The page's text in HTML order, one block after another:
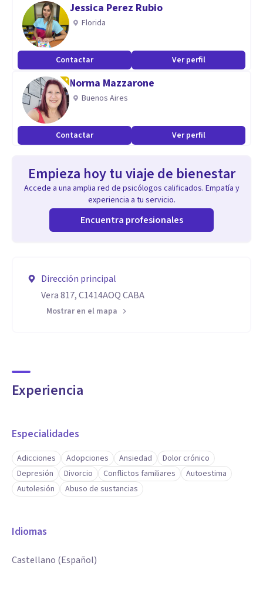
Jessica Perez Rubio
Florida
Contactar Ver perfil
Norma Mazzarone
Buenos Aires
Contactar Ver perfil
Empieza hoy tu viaje de bienestar
Accede a una amplia red de psicólogos calificados. Empatía y
experiencia a tu servicio.
Encuentra profesionales
Dirección principal
Vera 817, C1414AOQ CABA
Mostrar en el mapa
Experiencia
Especialidades
Adicciones Adopciones Ansiedad
Dolor crónico
Depresión
Divorcio Conflictos familiares
Autoestima
Autolesión
Abuso de sustancias
Idiomas
Castellano (Español)